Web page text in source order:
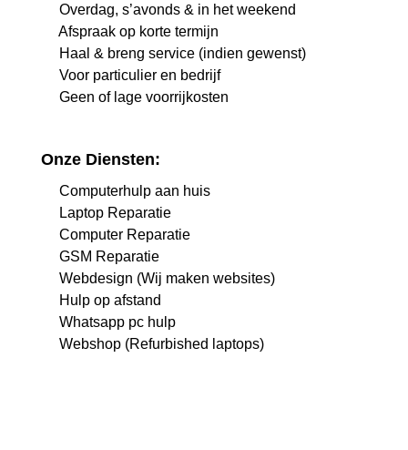
Overdag, s’avonds & in het weekend
Afspraak op korte termijn
Haal & breng service (indien gewenst)
Voor particulier en bedrijf
Geen of lage voorrijkosten
Onze Diensten:
Computerhulp aan huis
Laptop Reparatie
Computer Reparatie
GSM Reparatie
Webdesign (Wij maken websites)
Hulp op afstand
Whatsapp pc hulp
Webshop (Refurbished laptops)